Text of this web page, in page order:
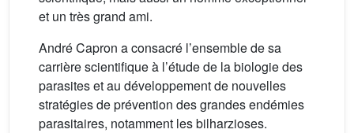
et un très grand ami.
André Capron a consacré l’ensemble de sa
carrière scientifique à l’étude de la biologie des
parasites et au développement de nouvelles
stratégies de prévention des grandes endémies
parasitaires, notamment les bilharzioses.